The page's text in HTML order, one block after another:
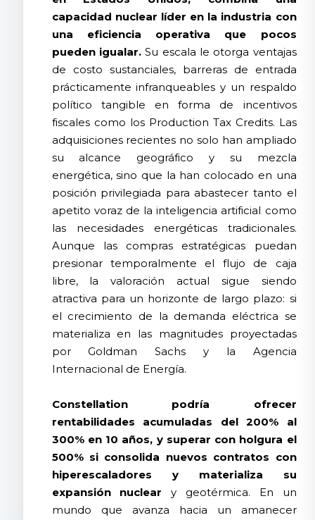
capacidad nuclear líder en la industria con
una eficiencia operativa que pocos
pueden igualar.Su escala le otorga ventajas
de costo sustanciales, barreras de entrada
prácticamente infranqueables y un respaldo
político tangible en forma de incentivos
fiscales como los Production Tax Credits. Las
adquisiciones recientes no solo han ampliado
su alcance geográfico y su mezcla
energética, sino que la han colocado en una
posición privilegiada para abastecer tanto el
apetito voraz de la inteligencia artificial como
las necesidades energéticas tradicionales.
Aunque las compras estratégicas puedan
presionar temporalmente el flujo de caja
libre, la valoración actual sigue siendo
atractiva para un horizonte de largo plazo: si
el crecimiento de la demanda eléctrica se
materializa en las magnitudes proyectadas
por Goldman Sachs y la Agencia
Internacional de Energía.
Constellation podría ofrecer
rentabilidades acumuladas del 200% al
300% en 10 años, y superar con holgura el
500% si consolida nuevos contratos con
hiperescaladores y materializa su
expansión nuclear y geotérmica. En un
mundo que avanza hacia un amanecer